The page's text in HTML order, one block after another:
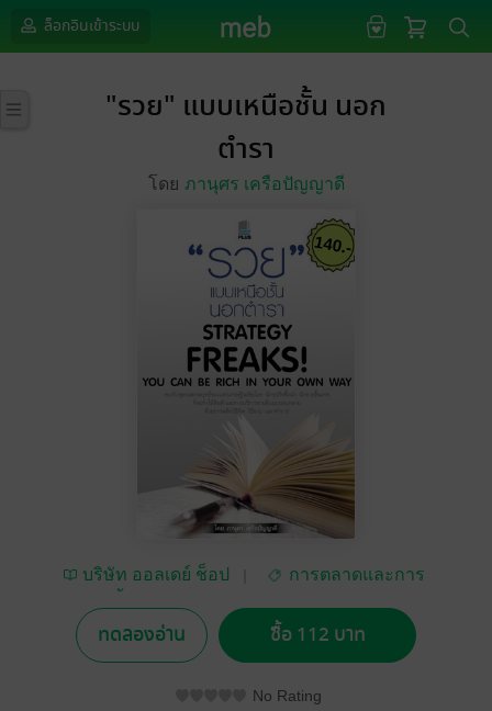
ล็อกอินเข้าระบบ
"รวย" แบบเหนือชั้น นอก
ตำรา
โดย ภานุศร เครือปัญญาดี
บริษัท ออลเดย์ ช็อป
การตลาดและการ
ทดลองอ่าน ซื้อ 112 บาท
No Rating